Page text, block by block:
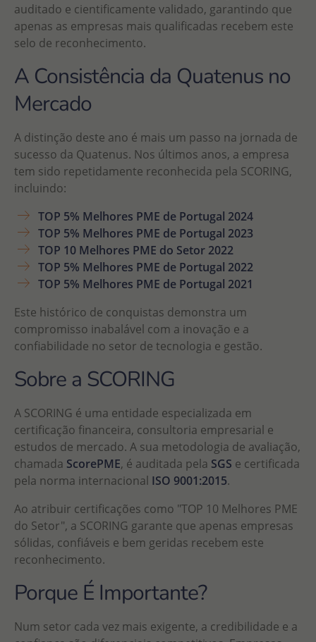
auditado e cientificamente validado, garantindo que
apenas as empresas mais qualificadas recebem este
selo de reconhecimento.
A Consistência da Quatenus no
Mercado
A distinção deste ano é mais um passo na jornada de
sucesso da Quatenus. Nos últimos anos, a empresa
tem sido repetidamente reconhecida pela SCORING,
incluindo:
TOP 5% Melhores PME de Portugal 2024
TOP 5% Melhores PME de Portugal 2023
TOP 10 Melhores PME do Setor 2022
TOP 5% Melhores PME de Portugal 2022
TOP 5% Melhores PME de Portugal 2021
Este histórico de conquistas demonstra um
compromisso inabalável com a inovação e a
confiabilidade no setor de tecnologia e gestão.
Sobre a SCORING
A SCORING é uma entidade especializada em
certificação financeira, consultoria empresarial e
estudos de mercado. A sua metodologia de avaliação,
chamada ScorePME, é auditada pela SGS e certificada
pela norma internacional ISO 9001:2015.
Ao atribuir certificações como "TOP 10 Melhores PME
do Setor", a SCORING garante que apenas empresas
sólidas, confiáveis e bem geridas recebem este
reconhecimento.
Porque É Importante?
Num setor cada vez mais exigente, a credibilidade e a